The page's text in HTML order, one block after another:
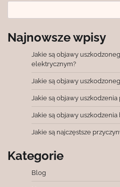
Najnowsze wpisy
Jakie są objawy
elektrycznym?
Jakie są objawy
Jakie są objawy
Jakie są objawy
Jakie są najczęstsze
Kategorie
Blog